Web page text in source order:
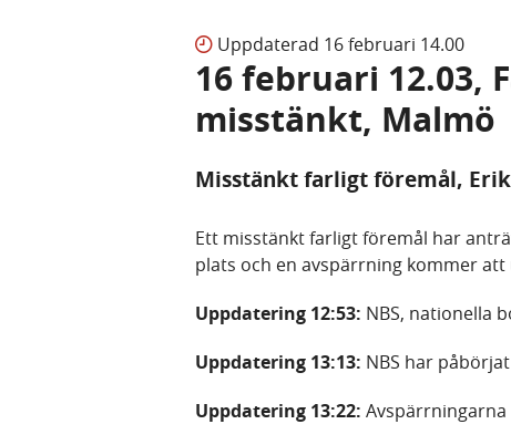
Uppdaterad 16 februari 14.00
16 februari 12.03,
misstänkt, Malmö
Misstänkt farligt föremål,
Ett misstänkt farligt föremål har
plats och en avspärrning kommer
Uppdatering 12:53: NBS, nationella
Uppdatering 13:13: NBS har
Uppdatering 13:22: